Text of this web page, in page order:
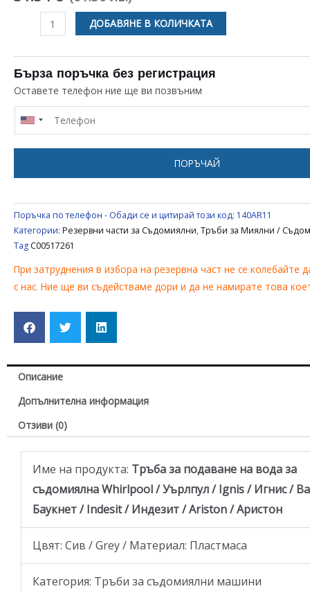
количество
ГОРНА
ТРЪБА
ЗА
СЪДОМИЯЛНА
WHIRLPOOL
/
C00517261
ДОБАВЯНЕ В КОЛИЧКАТА
Бърза поръчка без регистрация
Оставете телефон ние ще ви позвъним
ПОРЪЧАЙ
Поръчка по телефон - Обади се и цитирай този код: 140AR11
Категории: Резервни части за Съдомиялни,Тръби за Миялни /
Tag C00517261
При затруднения в избора на резервна част не се колебайте
с нас. Ние ще ви съдействаме дори и да не намирате това
Описание
Допълнителна информация
Отзиви (0)
Име на продукта: Тръба за подаване на вода за
съдомиялна Whirlpool / Уърлпул / Ignis / Игнис /
Баукнет / Indesit / Индезит / Ariston / Аристон
Цвят: Сив / Grey / Материал: Пластмаса
Категория: Тръби за съдомиялни машини